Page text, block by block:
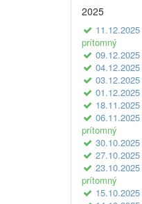
2025
11.12.2025
prítomný
09.12.2025
04.12.2025
03.12.2025
01.12.2025
18.11.2025
06.11.2025
prítomný
30.10.2025
27.10.2025
23.10.2025
prítomný
15.10.2025